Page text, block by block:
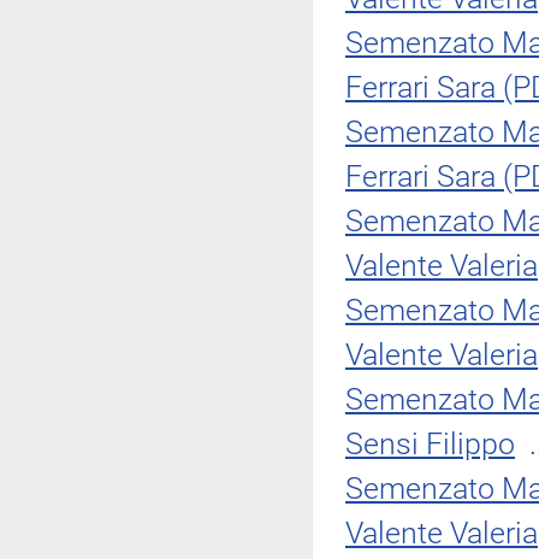
Semenzato
Ferrari Sara
Semenzato
Ferrari Sara
Semenzato
Valente Valeria
Semenzato
Valente Valeria
Semenzato
Sensi Filippo
Semenzato
Valente Valeria